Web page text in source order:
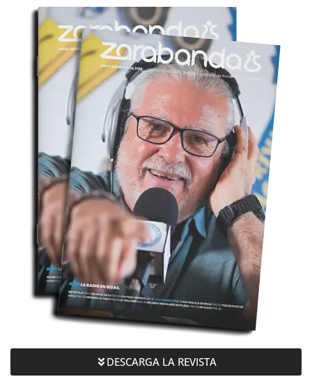
DESCARGA LA REVISTA